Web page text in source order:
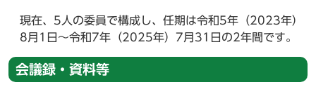
現在、5人の委員で構成し、任期は令和5年（2023年）
8月1日～令和7年（2025年）7月31日の2年間です。
会議録・資料等